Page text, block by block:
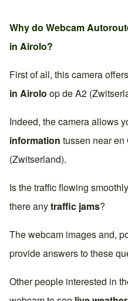
Why do Webcam
in Airolo?
First of all, this camera
in Airolo op deA2
Indeed, the camera allows
information tussen near en
(Zwitserland).
Is the traffic flowing
there anytraffic jams?
The webcam images and,
provide answers to these
Other people interested in